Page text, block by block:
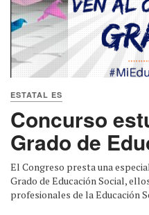
ESTATAL ES
Concurso
Grado de
El Congreso presta una
Grado de Educación Social,
profesionales de la Educación